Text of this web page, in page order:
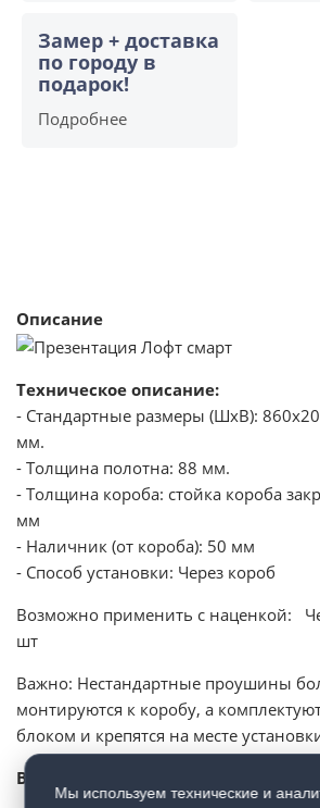
Замер + доставка
по городу в
подарок!
Подробнее
Описание
Техническое описание:
- Стандартные размеры (ШхВ):
мм.
- Толщина полотна: 88 мм.
- Толщина короба: стойка короба
мм
- Наличник (от короба): 50 мм
- Способ установки: Через короб
Возможно применить с наценкой:
шт
Важно: Нестандартные проушины
монтируются к коробу, а
блоком и крепятся на месте
В стоимость стандартного
Мы используем технические и